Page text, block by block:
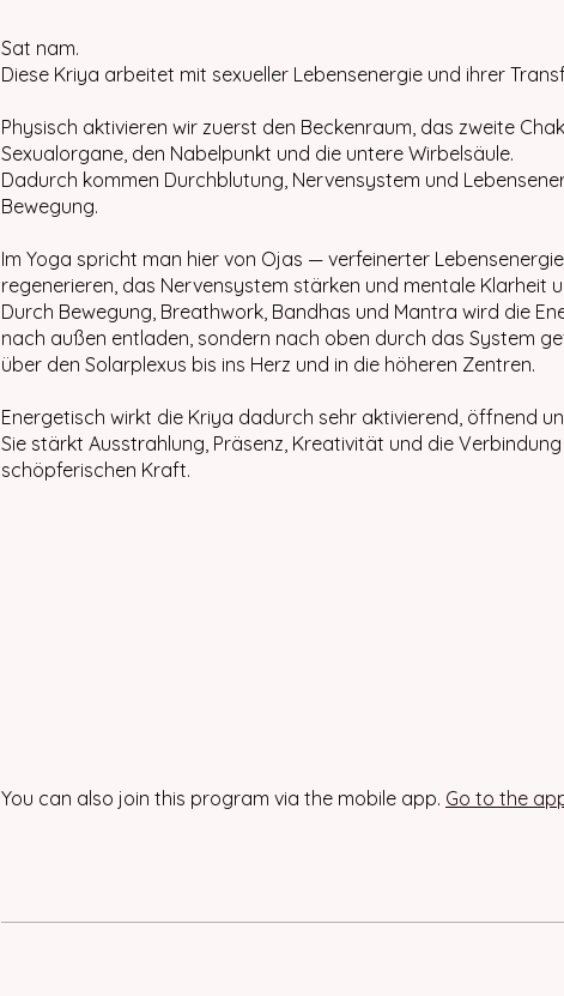
Sat nam.
Diese Kriya arbeitet mit sexueller Lebensenergie und ihrer
Physisch aktivieren wir zuerst den Beckenraum, das zweite
Sexualorgane, den Nabelpunkt und die untere Wirbelsäule.
Dadurch kommen Durchblutung, Nervensystem und
Bewegung.
Im Yoga spricht man hier von Ojas — verfeinerter
regenerieren, das Nervensystem stärken und mentale Klarheit
Durch Bewegung, Breathwork, Bandhas und Mantra wird die
nach außen entladen, sondern nach oben durch das System
über den Solarplexus bis ins Herz und in die höheren Zentren.
Energetisch wirkt die Kriya dadurch sehr aktivierend, öffnend
Sie stärkt Ausstrahlung, Präsenz, Kreativität und die
schöpferischen Kraft.
You can also join this program via the mobile app. Go to the